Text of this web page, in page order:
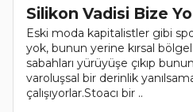
Silikon Vadisi Bize
Eski moda kapitalistler gibi
yok, bunun yerine kırsal
sabahları yürüyüşe çıkıp
varoluşsal bir derinlik
çalışıyorlar.Stoacı bir ..